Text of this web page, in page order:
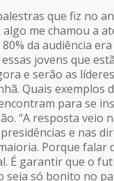
que fiz no
me chamou a
da audiência
jovens que
e serão as
Quais exemplos
para se
“A resposta veio
e nas
Porque falar
É garantir que o
seja só bonito no